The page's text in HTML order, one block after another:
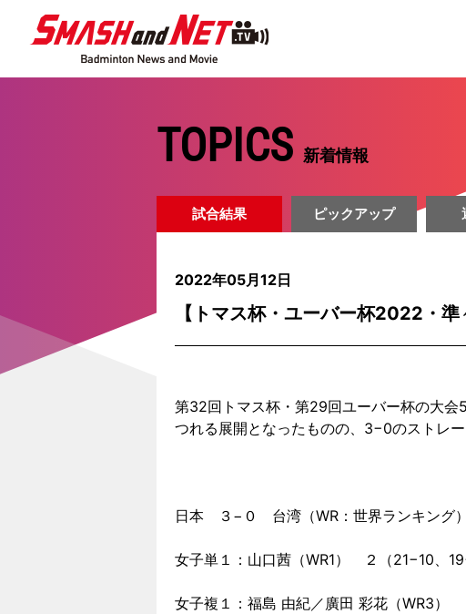
TOPICS 新着情報
試合結果 ピックアップ
2022年05月12日
【トマス杯・ユーバー杯2022・
第32回トマス杯・第29回ユーバー杯の大会
つれる展開となったものの、3−0のストレ
日本 ３−０ 台湾（WR：世界ランキング）
女子単１：山口茜（WR1） ２（21−10、
女子複１：福島 由紀／廣田 彩花（WR3）